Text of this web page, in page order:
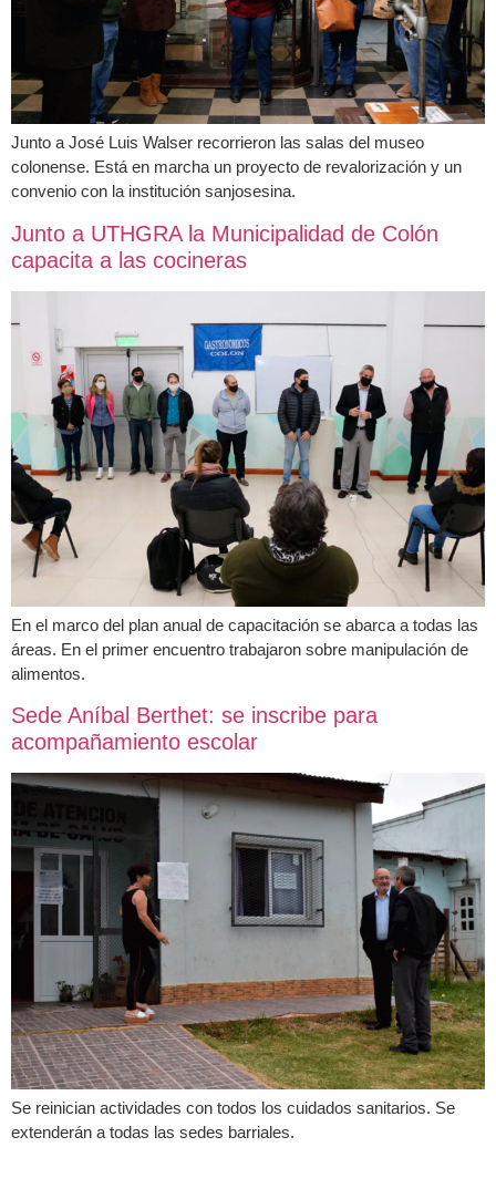
Junto a José Luis Walser recorrieron las salas del museo
colonense. Está en marcha un proyecto de revalorización y un
convenio con la institución sanjosesina.
Junto a UTHGRA la Municipalidad de Colón
capacita a las cocineras
En el marco del plan anual de capacitación se abarca a todas las
áreas. En el primer encuentro trabajaron sobre manipulación de
alimentos.
Sede Aníbal Berthet: se inscribe para
acompañamiento escolar
Se reinician actividades con todos los cuidados sanitarios. Se
extenderán a todas las sedes barriales.